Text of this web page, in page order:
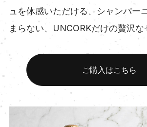
ュを体感いただける、シャンパー
まらない、UNCORKだけの贅沢な
ご購入はこちら